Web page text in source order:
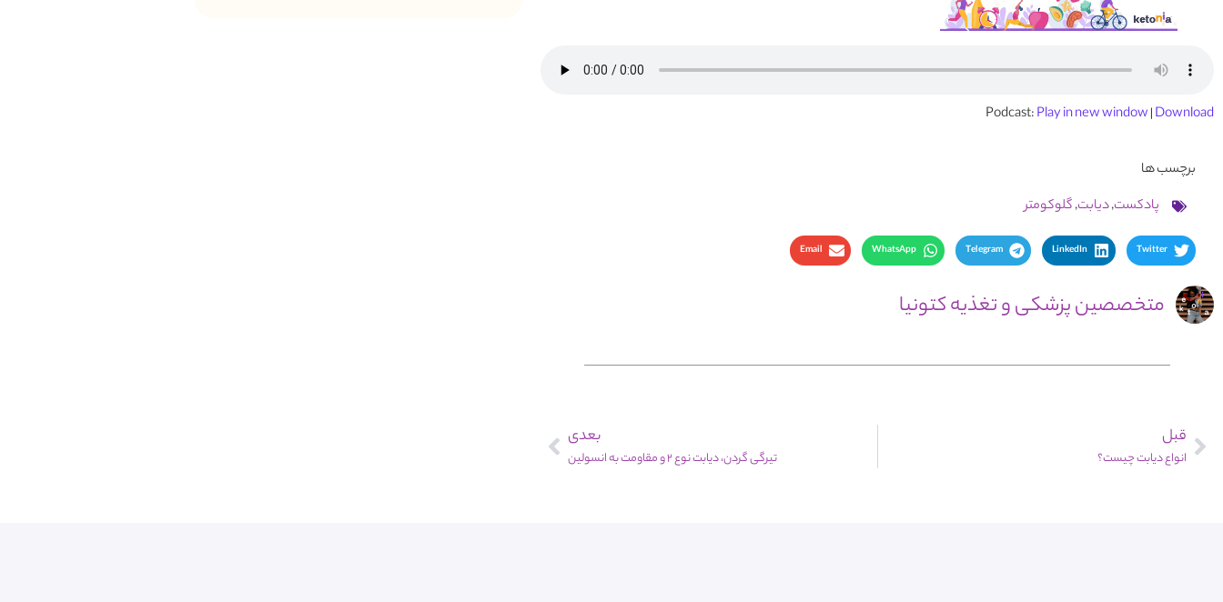
Podcast:Play in new window|Download
برچسب ها
پادکست,دیابت,گلوکومتر
Twitter
LinkedIn
Telegram
WhatsApp
Email
متخصصین پزشکی و تغذیه کتونیا
قبل
انواع دیابت چیست؟
بعدی
تیرگی گردن، دیابت نوع 2 و مقاومت به انسولین